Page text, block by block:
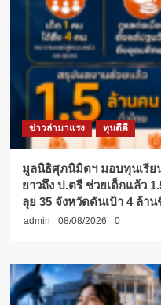
ข่าวล่ามาแรง ทุนดีดี
มูลนิธิศุภนิมิตฯ มอบทุนเรีย
ยาวถึง ป.ตรี ช่วยเด็กแล้ว
ลุย 35 จังหวัดดันเป้า 4 ล้าน
admin 08/08/2026 0